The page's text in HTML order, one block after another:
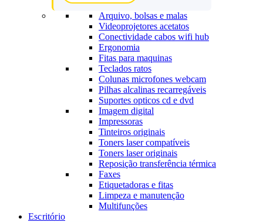
Arquivo, bolsas e malas
Videoprojetores acetatos
Conectividade cabos wifi hub
Ergonomia
Fitas para maquinas
Teclados ratos
Colunas microfones webcam
Pilhas alcalinas recarregáveis
Suportes opticos cd e dvd
Imagem digital
Impressoras
Tinteiros originais
Toners laser compatíveis
Toners laser originais
Reposição transferência térmica
Faxes
Etiquetadoras e fitas
Limpeza e manutenção
Multifunções
Escritório